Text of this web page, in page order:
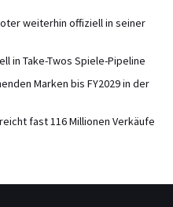
weiterhin offiziell in seiner
in Take-Twos Spiele-Pipeline
Marken bis FY2029 in der
fast 116 Millionen Verkäufe